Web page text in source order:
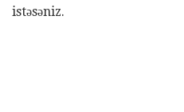
istəsəniz.